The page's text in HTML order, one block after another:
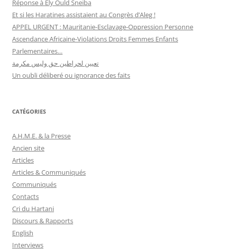
Réponse à Ely Ould Sneiba
Et si les Haratines assistaient au Congrès d’Aleg !
APPEL URGENT : Mauritanie-Esclavage-Oppression Personne
Ascendance Africaine-Violations Droits Femmes Enfants
Parlementaires…
تعيين لحراطين حق وليس مكرمة
Un oubli déliberé ou ignorance des faits
CATÉGORIES
A.H.M.E. & la Presse
Ancien site
Articles
Articles & Communiqués
Communiqués
Contacts
Cri du Hartani
Discours & Rapports
English
Interviews